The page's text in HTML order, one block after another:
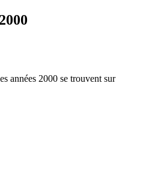
années 2000 se trouvent sur